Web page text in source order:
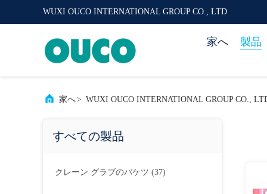
WUXI OUCO INTERNATIONAL GROUP CO., LTD
家へ 製品
家へ> WUXI OUCO INTERNATIONAL GROUP CO.,
すべての製品
クレーン グラブのバケツ (37)